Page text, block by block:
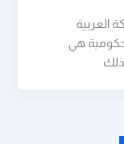
العربية
هي
ذلك